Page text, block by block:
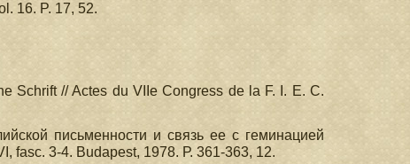
16. P. 17, 52.
Schrift // Actes du VIIе Congress de la F. I. E. C.
письменности и связь ее с геминацией
fasc. 3-4. Budapest, 1978. Р. 361-363, 12.